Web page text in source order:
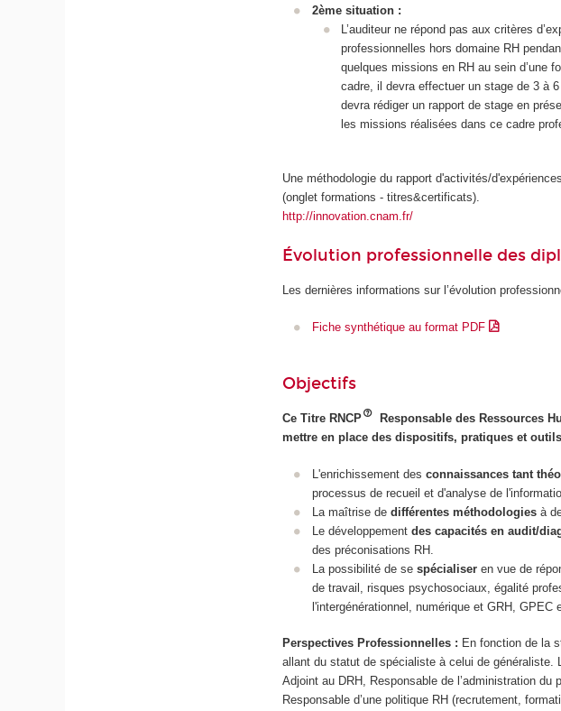
2ème situation :
L’auditeur ne répond pas aux critères
professionnelles hors domaine RH
quelques missions en RH au sein d’une
cadre, il devra effectuer un stage de 3 à
devra rédiger un rapport de stage en
les missions réalisées dans ce cadre
Une méthodologie du rapport d'activités/
(onglet formations - titres&certificats).
http://innovation.cnam.fr/
Évolution professionnelle des
Les dernières informations sur l’évolution
Fiche synthétique au format PDF
Objectifs
Ce Titre RNCP
Responsable des Ressources
mettre en place des dispositifs, pratiques et
L'enrichissement des connaissances tant
processus de recueil et d'analyse de
La maîtrise dedifférentes méthodologies à
Le développement des capacités en audit/
des préconisations RH.
La possibilité de se spécialiser en vue de
de travail, risques psychosociaux, égalité
l'intergénérationnel, numérique et GRH, GPEC
Perspectives Professionnelles : En fonction de la
allant du statut de spécialiste à celui de
Adjoint au DRH, Responsable de l’administration
Responsable d’une politique RH (recrutement,